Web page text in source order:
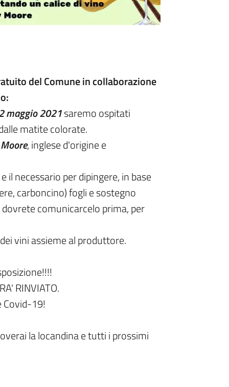
del Comune in collaborazione
maggio2021saremo ospitati
matite colorate.
, inglese d'origine e
il necessario per dipingere, in base
carboncino) fogli e sostegno
comunicarcelo prima, per
vini assieme al produttore.
RINVIATO.
19!
la locandina e tutti i prossimi